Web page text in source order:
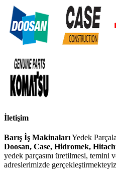
İletişim
Barış İş MakinalarıYedek
Doosan, Case, Hidromek,
yedek parçasını üretilmesi, temini
adreslerimizde